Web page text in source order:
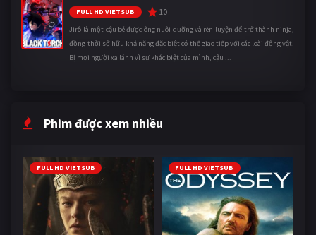
FULL HD VIETSUB 10
Jirô là một cậu bé được ông nuôi dưỡng và rèn luyện để trở thành ninja,
đồng thời sở hữu khả năng đặc biệt có thể giao tiếp với các loài động vật.
Bị mọi người xa lánh vì sự khác biệt của mình, cậu ...
Phim được xem nhiều
FULL HD VIETSUB FULL HD VIETSUB